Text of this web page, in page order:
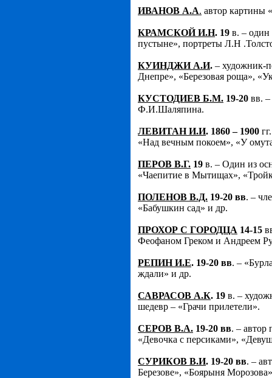
ИВАНОВ А.А. автор картины
КРАМСКОЙ И.Н. 19 в. – один
пустыне», портреты Л.Н
КУИНДЖИ А.И. – художник-
Днепре», «Березовая роща»,
КУСТОДИЕВ Б.М. 19-20 вв.
Ф.И.Шаляпина.
ЛЕВИТАН И.И. 1860 – 1900
«Над вечным покоем», «У
ПЕРОВ В.Г. 19 в. – Один из
«Чаепитие в Мытищах»,
ПОЛЕНОВ В.Д. 19-20 вв. –
«Бабушкин сад» и др.
ПРОХОР С ГОРОДЦА 14-15
Феофаном Греком и Андреем
РЕПИН И.Е. 19-20 вв. –
ждали» и др.
САВРАСОВ А.К. 19 в. –
шедевр – «Грачи прилетели».
СЕРОВ В.А. 19-20 вв. –
«Девочка с персиками»,
СУРИКОВ В.И. 19-20 вв. –
Березове», «Боярыня